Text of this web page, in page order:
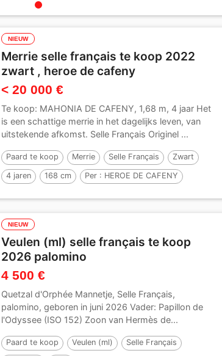
NIEUW
Merrie selle français te koop 2022
zwart , heroe de cafeny
< 20 000 €
Te koop: MAHONIA DE CAFENY, 1,68 m, 4 jaar Het
is een schattige merrie in het dagelijks leven, van
uitstekende afkomst. Selle Français Originel ...
Paard te koop Merrie Selle Français Zwart
4 jaren 168 cm Per : HEROE DE CAFENY
NIEUW
Veulen (ml) selle français te koop
2026 palomino
4 500 €
Quetzal d'Orphée Mannetje, Selle Français,
palomino, geboren in juni 2026 Vader: Papillon de
l'Odyssee (ISO 152) Zoon van Hermès de...
Paard te koop Veulen (ml) Selle Français